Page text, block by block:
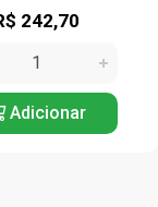
166,63
Adicionar